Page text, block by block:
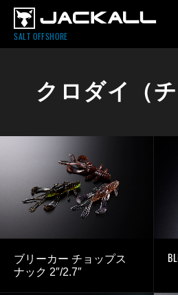
SALT OFFSHORE
クロダイ（
ブリーカー チョップス
ナック 2″/2.7″